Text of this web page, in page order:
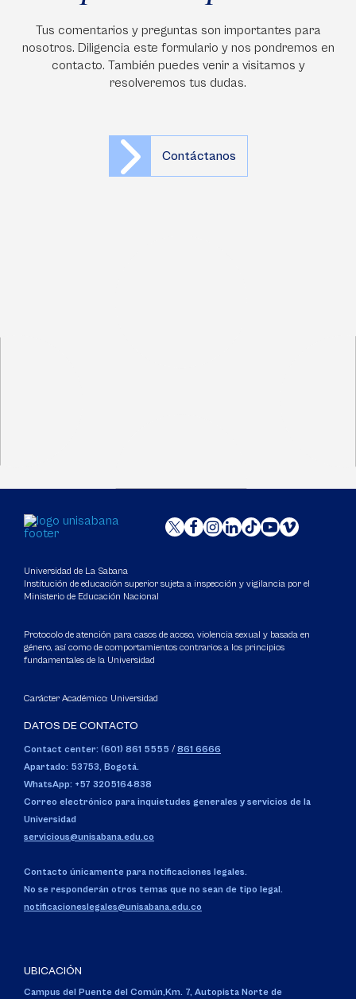
Tus comentarios y preguntas son importantes para
nosotros. Diligencia este formulario y nos pondremos en
contacto. También puedes venir a visitarnos y
resolveremos tus dudas.
Contáctanos
Universidad de La Sabana
Institución de educación superior sujeta a inspección y vigilancia por el
Ministerio de Educación Nacional
Protocolo de atención para casos de acoso, violencia sexual y basada en
género, así como de comportamientos contrarios a los principios
fundamentales de la Universidad
Carácter Académico: Universidad
DATOS DE CONTACTO
Contact center: (601) 861 5555 / 861 6666
Apartado: 53753, Bogotá.
WhatsApp: +57 3205164838
Correo electrónico para inquietudes generales y servicios de la
Universidad
servicious@unisabana.edu.co
Contacto únicamente para notificaciones legales.
No se responderán otros temas que no sean de tipo legal.
notificacioneslegales@unisabana.edu.co
UBICACIÓN
Campus del Puente del Común,Km. 7, Autopista Norte de